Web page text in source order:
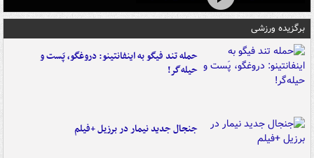
برگزیده ورزشی
حمله تند فیگو به اینفانتینو: دروغگو، پَست‌ و
حیله‌گر!
جنجال جدید نیمار در برزیل +فیلم